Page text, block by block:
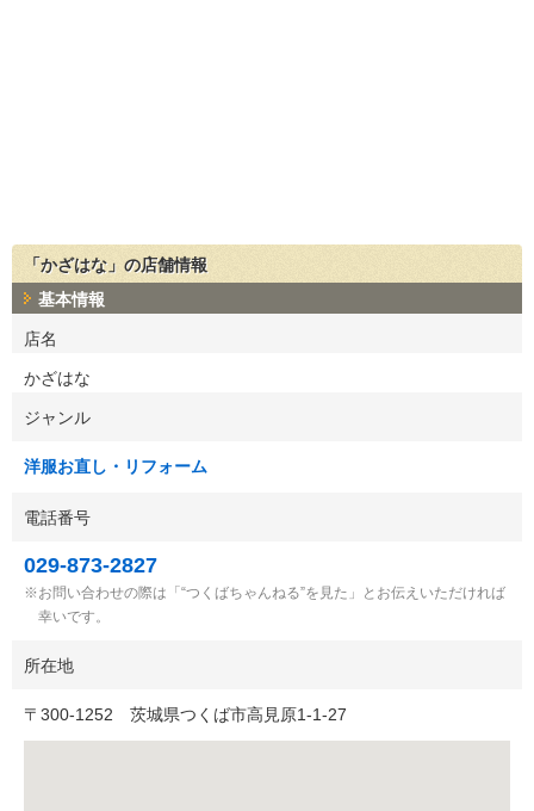
「かざはな」の店舗情報
基本情報
店名
かざはな
ジャンル
洋服お直し・リフォーム
電話番号
029-873-2827
お問い合わせの際は「“つくばちゃんねる”を見た」とお伝えいただければ
幸いです。
所在地
〒 300-1252 茨城県つくば市高見原1-1-27